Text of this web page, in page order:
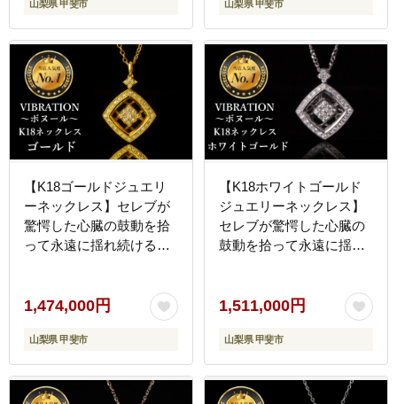
山梨県 甲斐市 山梨県 甲斐市
【K18ゴールドジュエリ
ーネックレス】セレブが
驚愕した心臓の鼓動を拾
って永遠に揺れ続ける
1,474,000円
山梨県 甲斐市
【K18ホワイトゴールド
ジュエリーネックレス】
セレブが驚愕した心臓の
鼓動を拾って永遠に揺れ
1,511,000円
山梨県 甲斐市